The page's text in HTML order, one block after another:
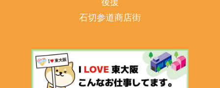
石切参道商店街